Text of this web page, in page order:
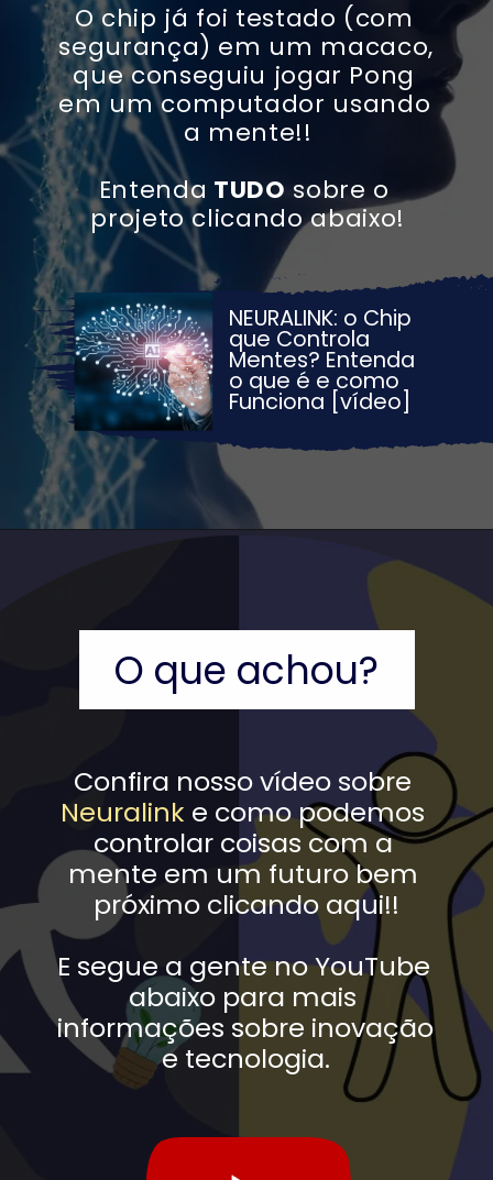
O chip já foi testado (com
segurança) em um macaco,
que conseguiu jogar Pong
em um computador usando
a mente!!
Entenda TUDO sobre o
projeto clicando abaixo!
NEURALINK: o Chip
que Controla
Mentes? Entenda
o que é e como
Funciona [vídeo]
O que achou?
Neuralink e como podemos
controlar coisas com a
mente em um futuro bem
próximo clicando aqui!!
E segue a gente no YouTube
abaixo para mais
informações sobre inovação
e tecnologia.